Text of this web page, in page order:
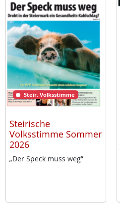
Steir. Volksstimme
Steirische
Volksstimme Sommer
2026
„Der Speck muss weg”